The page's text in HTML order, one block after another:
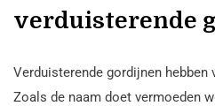
verduisterende
Verduisterende gordijnen hebben
Zoals de naam doet vermoeden